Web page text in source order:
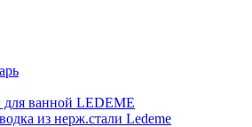
для ванной LEDEME
из нерж.стали Ledeme